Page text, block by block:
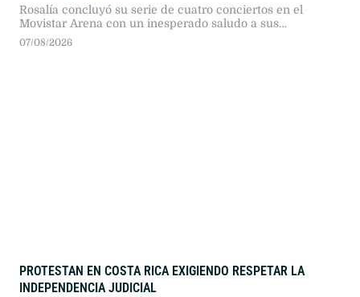
Rosalía concluyó su serie de cuatro conciertos en el
Movistar Arena con un inesperado saludo a sus
seguidores en plena avenida Juan B. Justo. El hecho
07/08/2026
PROTESTAN EN COSTA RICA EXIGIENDO RESPETAR LA
INDEPENDENCIA JUDICIAL